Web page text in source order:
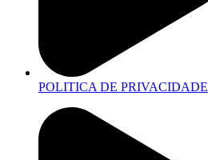
POLITICA DE PRIVACIDADE